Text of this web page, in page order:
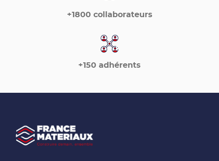
+1800 collaborateurs
+150 adhérents